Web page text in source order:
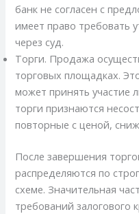
банк не согласен с
имеет право требовать
через суд.
Торги. Продажа
торговых площадках.
может принять
торги признаются
повторные с ценой,
После завершения
распределяются по
схеме. Значительная
требований